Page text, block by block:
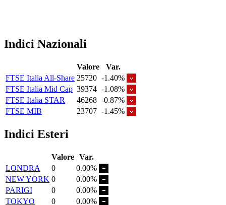
Indici Nazionali
Valore
Var.
FTSE Italia All-Share 25720 -1.40%
FTSE Italia Mid Cap 39374 -1.08%
FTSE Italia STAR
46268 -0.87%
FTSE MIB
23707 -1.45%
Indici Esteri
Valore Var.
LONDRA
0
0.00%
NEW YORK 0
0.00%
PARIGI
0
0.00%
TOKYO
0
0.00%